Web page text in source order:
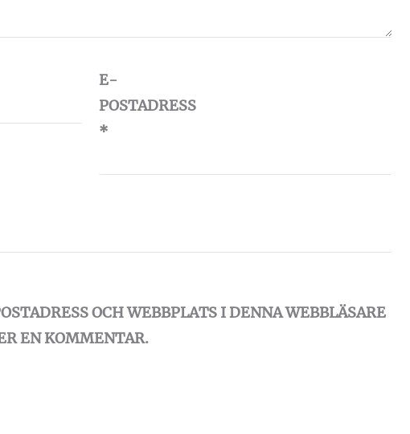
E-
POSTADRESS
*
OCH WEBBPLATS I DENNA WEBBLÄSARE
EN KOMMENTAR.